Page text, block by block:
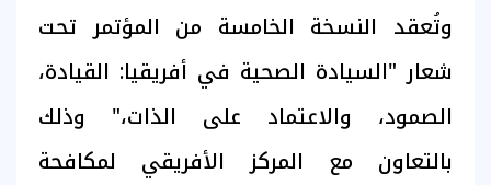
وتُعقد النسخة الخامسة من المؤتمر تحت
شعار "السيادة الصحية في أفريقيا: القيادة،
الصمود، والاعتماد على الذات،" وذلك
بالتعاون مع المركز الأفريقي لمكافحة